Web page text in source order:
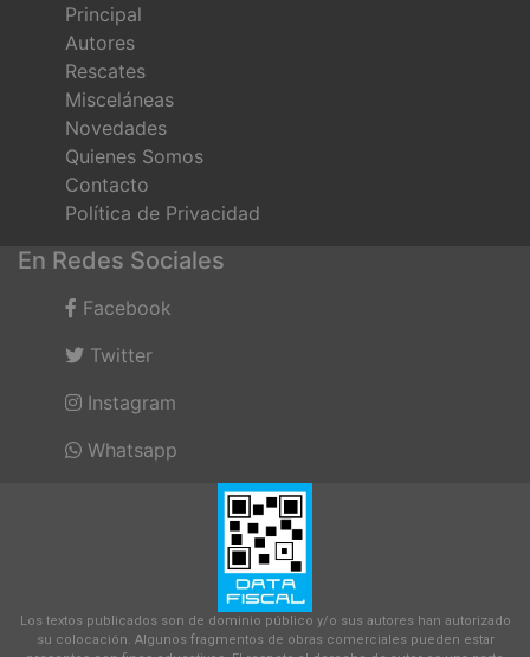
Principal
Autores
Rescates
Misceláneas
Novedades
Quienes Somos
Contacto
Política de Privacidad
En Redes Sociales
Facebook
Twitter
Instagram
Whatsapp
Los textos publicados son de dominio público y/o sus autores han autorizado
su colocación. Algunos fragmentos de obras comerciales pueden estar